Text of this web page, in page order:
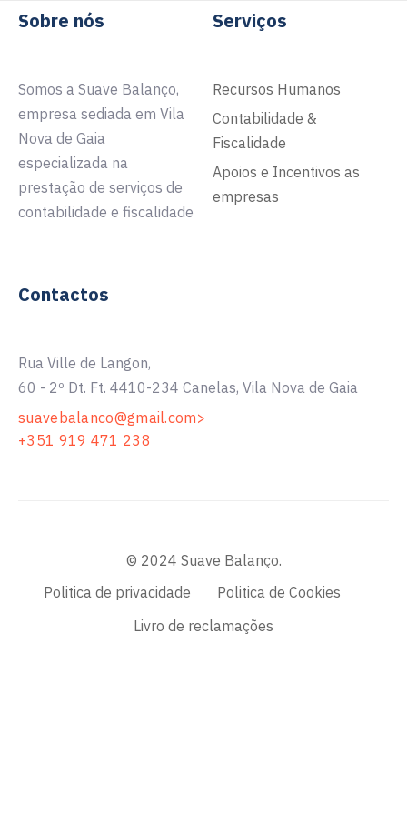
Sobre nós
Somos a Suave Balanço,
empresa sediada em Vila
Nova de Gaia
especializada na
prestação de serviços de
contabilidade e fiscalidade
Serviços
Recursos Humanos
Contabilidade &
Fiscalidade
Apoios e Incentivos as
empresas
Contactos
Rua Ville de Langon,
60 - 2º Dt. Ft. 4410-234 Canelas, Vila Nova de Gaia
suavebalanco@gmail.com>
+351 919 471 238
© 2024 Suave Balanço.
Politica de privacidade
Politica de Cookies
Livro de reclamações